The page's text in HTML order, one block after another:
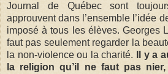
Journal de Québec sont
approuvent dans l’ensemble l’idée
imposé à tous les élèves. Georges
faut pas seulement regarder la
la non-violence ou la charité. Il y a
la religion qu’il ne faut pas